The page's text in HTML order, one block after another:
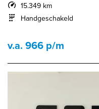
15.349 km
Handgeschakeld
v.a. 966 p/m